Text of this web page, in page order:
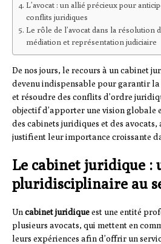
L’avocat : un allié précieux pour
conflits juridiques
Le rôle de l’avocat dans la résolution
médiation et représentation judiciaire
De nos jours, le recours à un cabinet
devenu indispensable pour garantir
et résoudre des conflits d’ordre
objectif d’apporter une vision globale
des cabinets juridiques et des avocats,
justifient leur importance croissante
Le cabinet juridique :
pluridisciplinaire au
Un cabinet juridiqueest une entité
plusieurs avocats, qui mettent en
leurs expériences afin d’offrir un